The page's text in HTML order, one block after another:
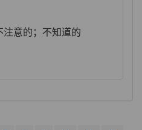
意的；不知道的